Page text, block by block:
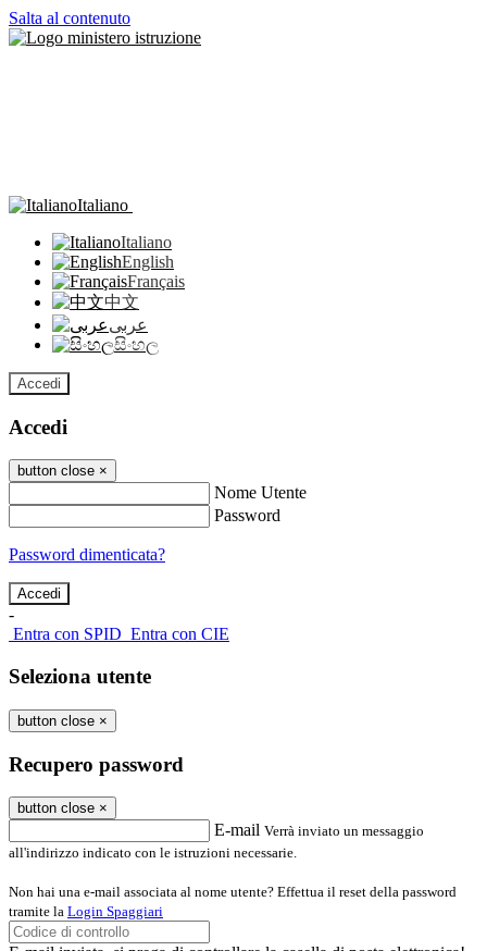
Salta al contenuto
Italiano
Italiano
English
Français
中文
عربى
සිංහල
Accedi
Accedi
button close ×
Nome Utente
Password
Password dimenticata?
-
Entra con SPID Entra con CIE
Seleziona utente
button close ×
Recupero password
button close ×
E-mail Verrà inviato un messaggio
all'indirizzo indicato con le istruzioni necessarie.
Non hai una e-mail associata al nome utente? Effettua il reset della password
tramite la Login Spaggiari